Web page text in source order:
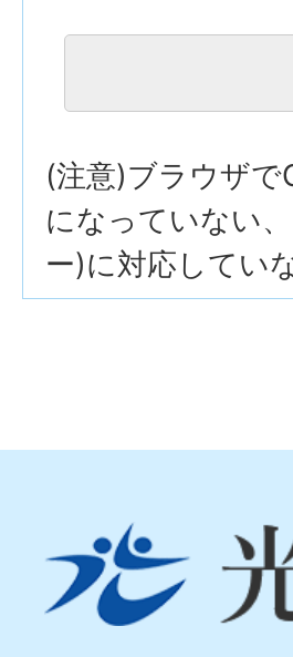
(注意)ブラウザ
になっていない
ー)に対応してい
市
Hikari